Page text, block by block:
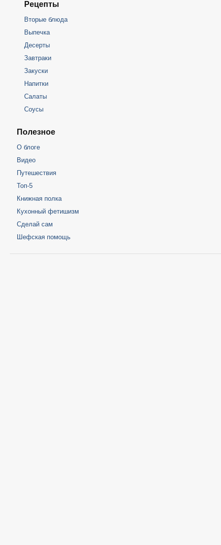
Рецепты
Вторые блюда
Выпечка
Десерты
Завтраки
Закуски
Напитки
Салаты
Соусы
Полезное
О блоге
Видео
Путешествия
Топ-5
Книжная полка
Кухонный фетишизм
Сделай сам
Шефская помощь